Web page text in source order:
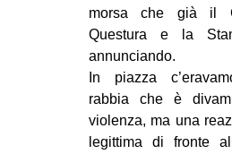
morsa che già il
Questura e la
annunciando.
In piazza
rabbia che è
violenza, ma una
legittima di fronte